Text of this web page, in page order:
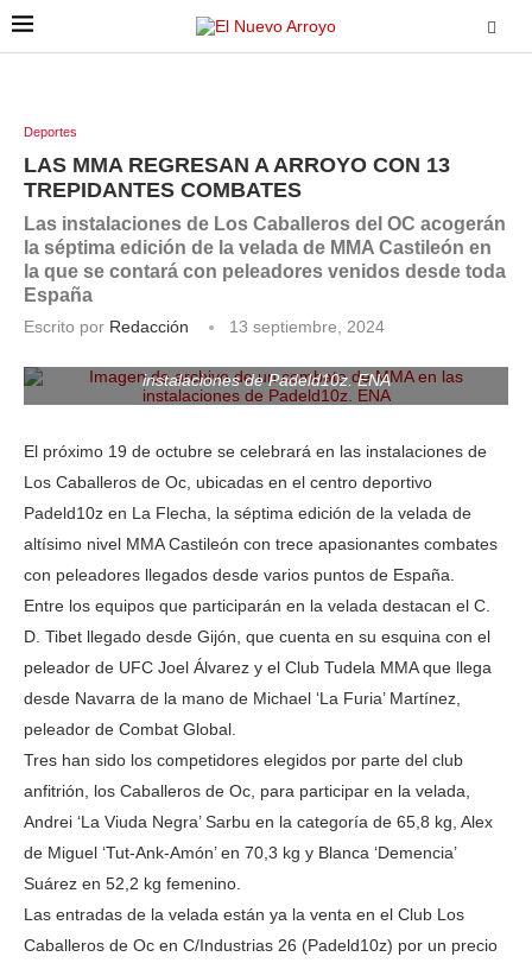
Deportes
LAS MMA REGRESAN A ARROYO CON 13
TREPIDANTES COMBATES
Las instalaciones de Los Caballeros del OC acogerán
la séptima edición de la velada de MMA Castileón en
la que se contará con peleadores venidos desde toda
España
Escrito por Redacción
13 septiembre, 2024
instalaciones de Padeld10z. ENA
El próximo 19 de octubre se celebrará en las instalaciones de
Los Caballeros de Oc, ubicadas en el centro deportivo
Padeld10z en La Flecha, la séptima edición de la velada de
altísimo nivel MMA Castileón con trece apasionantes combates
con peleadores llegados desde varios puntos de España.
Entre los equipos que participarán en la velada destacan el C.
D. Tibet llegado desde Gijón, que cuenta en su esquina con el
peleador de UFC Joel Álvarez y el Club Tudela MMA que llega
desde Navarra de la mano de Michael ‘La Furia’ Martínez,
peleador de Combat Global.
Tres han sido los competidores elegidos por parte del club
anfitrión, los Caballeros de Oc, para participar en la velada,
Andrei ‘La Viuda Negra’ Sarbu en la categoría de 65,8 kg, Alex
de Miguel ‘Tut-Ank-Amón’ en 70,3 kg y Blanca ‘Demencia’
Suárez en 52,2 kg femenino.
Las entradas de la velada están ya la venta en el Club Los
Caballeros de Oc en C/Industrias 26 (Padeld10z) por un precio